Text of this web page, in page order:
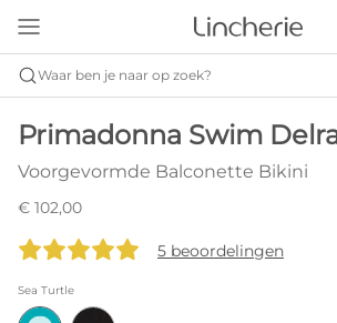
Waar ben je naar op zoek?
Primadonna Swim
Voorgevormde Balconette Bikini
€ 102,00
5 beoordelingen
Sea Turtle